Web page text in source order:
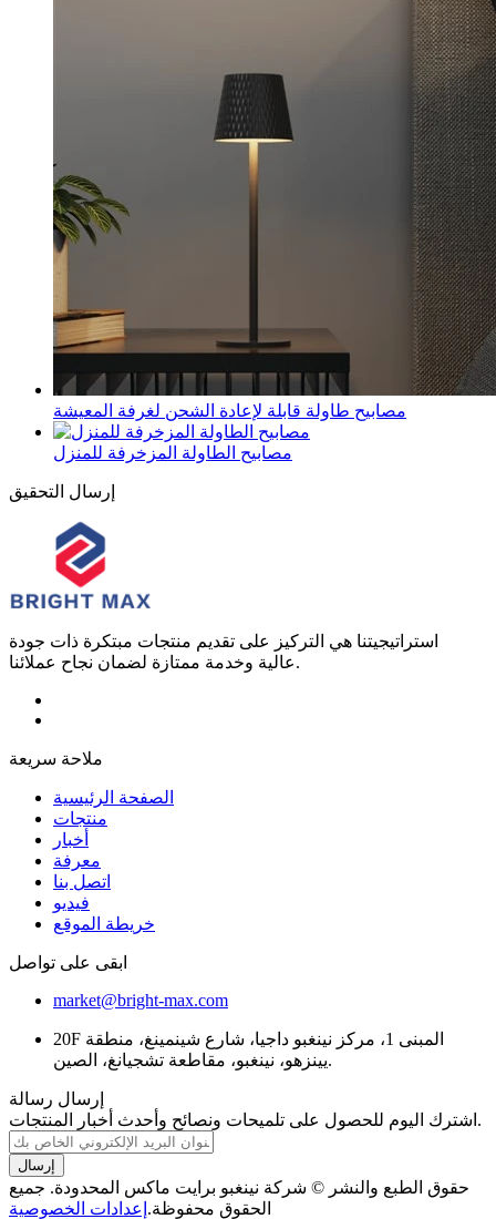
مصابيح طاولة قابلة لإعادة الشحن لغرفة المعيشة
مصابيح الطاولة المزخرفة للمنزل
إرسال التحقيق
استراتيجيتنا هي التركيز على تقديم منتجات مبتكرة ذات جودة
عالية وخدمة ممتازة لضمان نجاح عملائنا.
ملاحة سريعة
الصفحة الرئيسية
منتجات
أخبار
معرفة
اتصل بنا
فيديو
خريطة الموقع
ابقى على تواصل
market@bright-max.com
20F المبنى 1، مركز نينغبو داجيا، شارع شينمينغ، منطقة
يينزهو، نينغبو، مقاطعة تشجيانغ، الصين.
إرسال رسالة
اشترك اليوم للحصول على تلميحات ونصائح وأحدث أخبار المنتجات.
إرسال
حقوق الطبع والنشر © شركة نينغبو برايت ماكس المحدودة. جميع
الحقوق محفوظة. إعدادات الخصوصية